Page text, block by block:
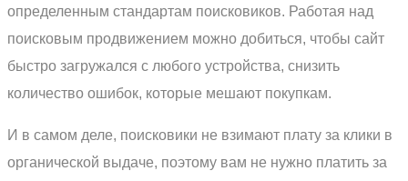
определенным стандартам поисковиков. Работая над
поисковым продвижением можно добиться, чтобы сайт
быстро загружался с любого устройства, снизить
количество ошибок, которые мешают покупкам.
И в самом деле, поисковики не взимают плату за клики в
органической выдаче, поэтому вам не нужно платить за